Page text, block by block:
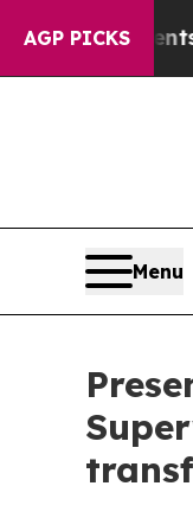
AGP PICKS
Parents
Menu